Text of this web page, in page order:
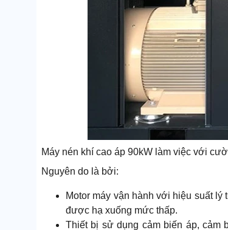
Máy nén khí cao áp 90kW làm việc với
Nguyên do là bởi:
Motor máy vận hành với hiệu suất
được hạ xuống mức thấp.
Thiết bị sử dụng cảm biến áp, cảm